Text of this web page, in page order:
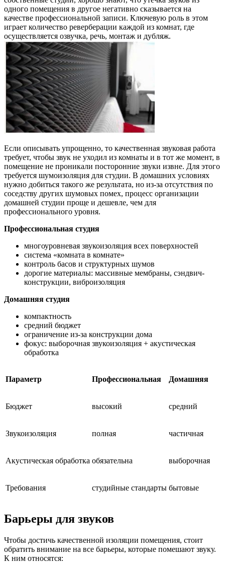
одного помещения в другое негативно сказывается на
качестве профессиональной записи. Ключевую роль в этом
играет количество реверберации каждой из комнат, где
осуществляется озвучка, речь, монтаж и дубляж.
Если описывать упрощенно, то качественная звуковая работа
требует, чтобы звук не уходил из комнаты и в тот же момент, в
помещение не проникали посторонние звуки извне. Для этого
требуется шумоизоляция для студии. В домашних условиях
нужно добиться такого же результата, но из-за отсутствия по
соседству других шумовых помех, процесс организации
домашней студии проще и дешевле, чем для
профессионального уровня.
Профессиональная студия
многоуровневая звукоизоляция всех поверхностей
система «комната в комнате»
контроль басов и структурных шумов
дорогие материалы: массивные мембраны, сэндвич-
конструкции, виброизоляция
Домашняя студия
компактность
средний бюджет
ограничение из-за конструкции дома
фокус: выборочная звукоизоляция + акустическая
обработка
Параметр Профессиональная Домашняя
Бюджет высокий средний
Звукоизоляция полная частичная
Акустическая обработка обязательна выборочная
Требования студийные стандарты бытовые
Барьеры для звуков
Чтобы достичь качественной изоляции помещения, стоит
обратить внимание на все барьеры, которые помешают звуку.
К ним относятся: